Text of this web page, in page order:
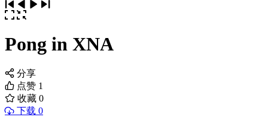
Pong in XNA
分享
点赞 1
收藏 0
下载 0